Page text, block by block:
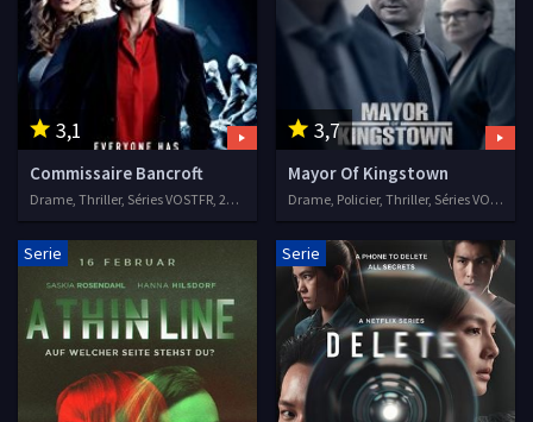
3,1
Commissaire Bancroft
Drame, Thriller, Séries VOSTFR, 2017
3,7
Mayor Of Kingstown
Drame, Policier, Thriller, Séries VOSTFR, 2021
Serie Serie